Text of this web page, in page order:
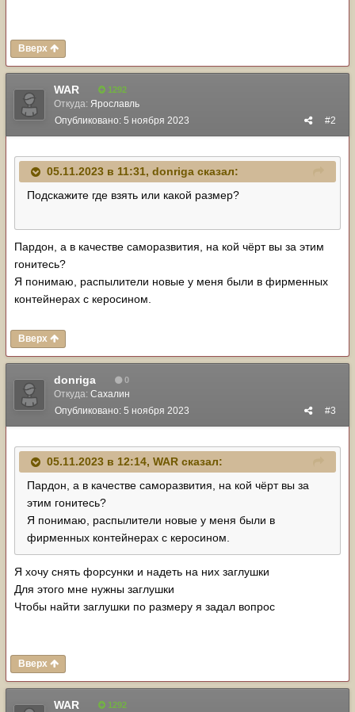
Вверх
WAR 1292
Откуда: Ярославль
#2
Опубликовано: 5 ноября 2023
05.11.2023 в 11:31, donriga сказал:
Подскажите где взять или какой размер?
Пардон, а в качестве саморазвития, на кой чёрт вы за этим
гонитесь?
Я понимаю, распылители новые у меня были в фирменных
контейнерах с керосином.
Вверх
donriga 0
Откуда: Сахалин
#3
Опубликовано: 5 ноября 2023
05.11.2023 в 12:14, WAR сказал:
Пардон, а в качестве саморазвития, на кой чёрт вы за
этим гонитесь?
Я понимаю, распылители новые у меня были в
фирменных контейнерах с керосином.
Я хочу снять форсунки и надеть на них заглушки
Для этого мне нужны заглушки
Чтобы найти заглушки по размеру я задал вопрос
Вверх
WAR 1292